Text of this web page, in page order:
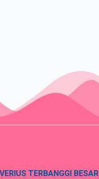
TERBANGGI BESAR